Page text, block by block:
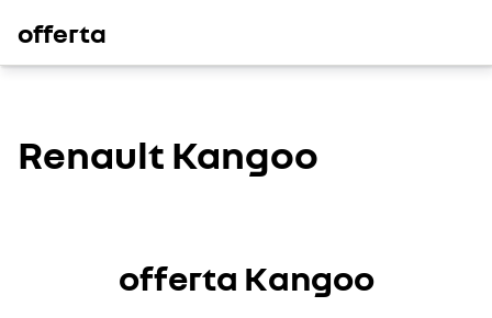
offerta
Renault Kangoo
offerta Kangoo